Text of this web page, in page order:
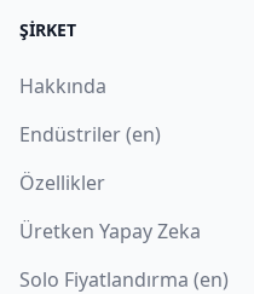
ŞIRKET
Hakkında
Endüstriler (en)
Özellikler
Üretken Yapay Zeka
Solo Fiyatlandırma (en)